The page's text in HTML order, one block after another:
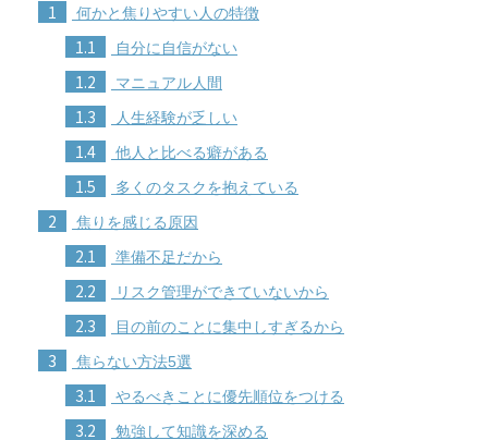
1 何かと焦りやすい人の特徴
1.1 自分に自信がない
1.2 マニュアル人間
1.3 人生経験が乏しい
1.4 他人と比べる癖がある
1.5 多くのタスクを抱えている
2 焦りを感じる原因
2.1 準備不足だから
2.2 リスク管理ができていないから
2.3 目の前のことに集中しすぎるから
3 焦らない方法5選
3.1 やるべきことに優先順位をつける
3.2 勉強して知識を深める